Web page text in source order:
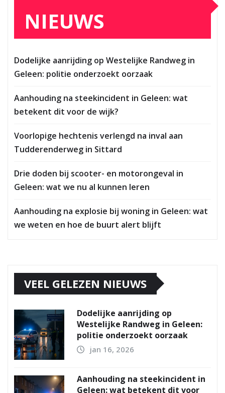
NIEUWS
Dodelijke aanrijding op Westelijke Randweg in
Geleen: politie onderzoekt oorzaak
Aanhouding na steekincident in Geleen: wat
betekent dit voor de wijk?
Voorlopige hechtenis verlengd na inval aan
Tudderenderweg in Sittard
Drie doden bij scooter- en motorongeval in
Geleen: wat we nu al kunnen leren
Aanhouding na explosie bij woning in Geleen: wat
we weten en hoe de buurt alert blijft
VEEL GELEZEN NIEUWS
Dodelijke aanrijding op
Westelijke Randweg in Geleen:
politie onderzoekt oorzaak
jan 16, 2026
Aanhouding na steekincident in
Geleen: wat betekent dit voor